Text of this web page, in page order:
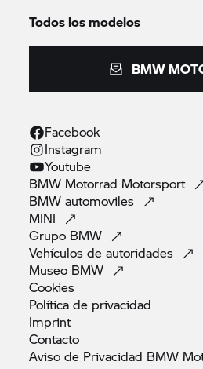
Todos los modelos
BMW
Facebook
Instagram
Youtube
BMW Motorrad Motorsport
BMWautomoviles
MINI
Grupo BMW
Vehículos deautoridades
Museo BMW
Cookies
Política de privacidad
Imprint
Contacto
Aviso de Privacidad BMW